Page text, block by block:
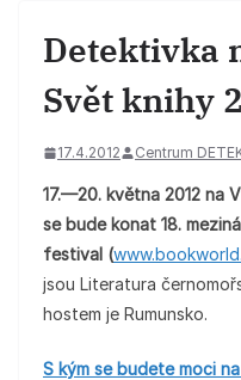
Detektivka
Svět knihy
17.4.2012 Centrum
17.—20. května 2012 na
se bude konat 18.
festival (
jsou Literatura
hostem je Rumunsko.
S kým se budete moci